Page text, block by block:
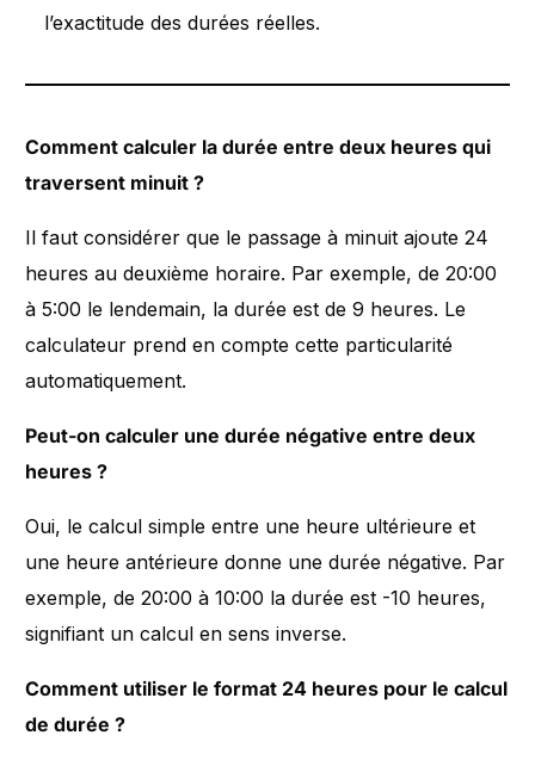
l’exactitude des durées réelles.
Comment calculer la durée entre deux heures qui
traversent minuit ?
Il faut considérer que le passage à minuit ajoute 24
heures au deuxième horaire. Par exemple, de 20:00
à 5:00 le lendemain, la durée est de 9 heures. Le
calculateur prend en compte cette particularité
automatiquement.
Peut-on calculer une durée négative entre deux
heures ?
Oui, le calcul simple entre une heure ultérieure et
une heure antérieure donne une durée négative. Par
exemple, de 20:00 à 10:00 la durée est -10 heures,
signifiant un calcul en sens inverse.
Comment utiliser le format 24 heures pour le calcul
de durée ?